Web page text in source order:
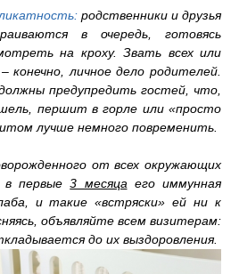
родственники и друзья
в очередь, готовясь
на кроху. Звать всех или
конечно, личное дело родителей.
предупредить гостей, что,
першит в горле или «просто
лучше немного повременить.
от всех окружающих
в первые3 месяца его иммунная
и такие «встряски» ей ни к
объявляйте всем визитерам:
до их выздоровления.